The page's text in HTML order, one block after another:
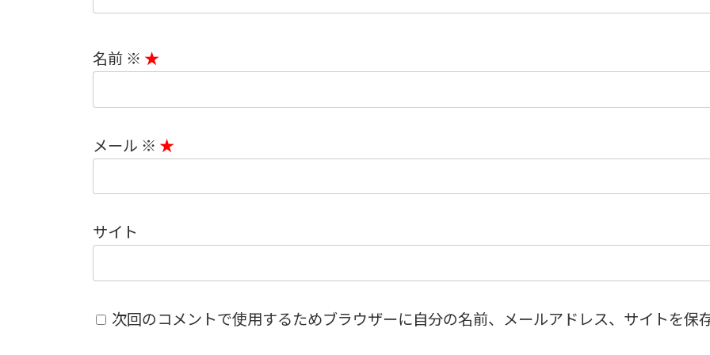
名前 ※
メール ※
サイト
次回のコメントで使用するためブラウザーに自分の名前、メールアドレス、サイトを保